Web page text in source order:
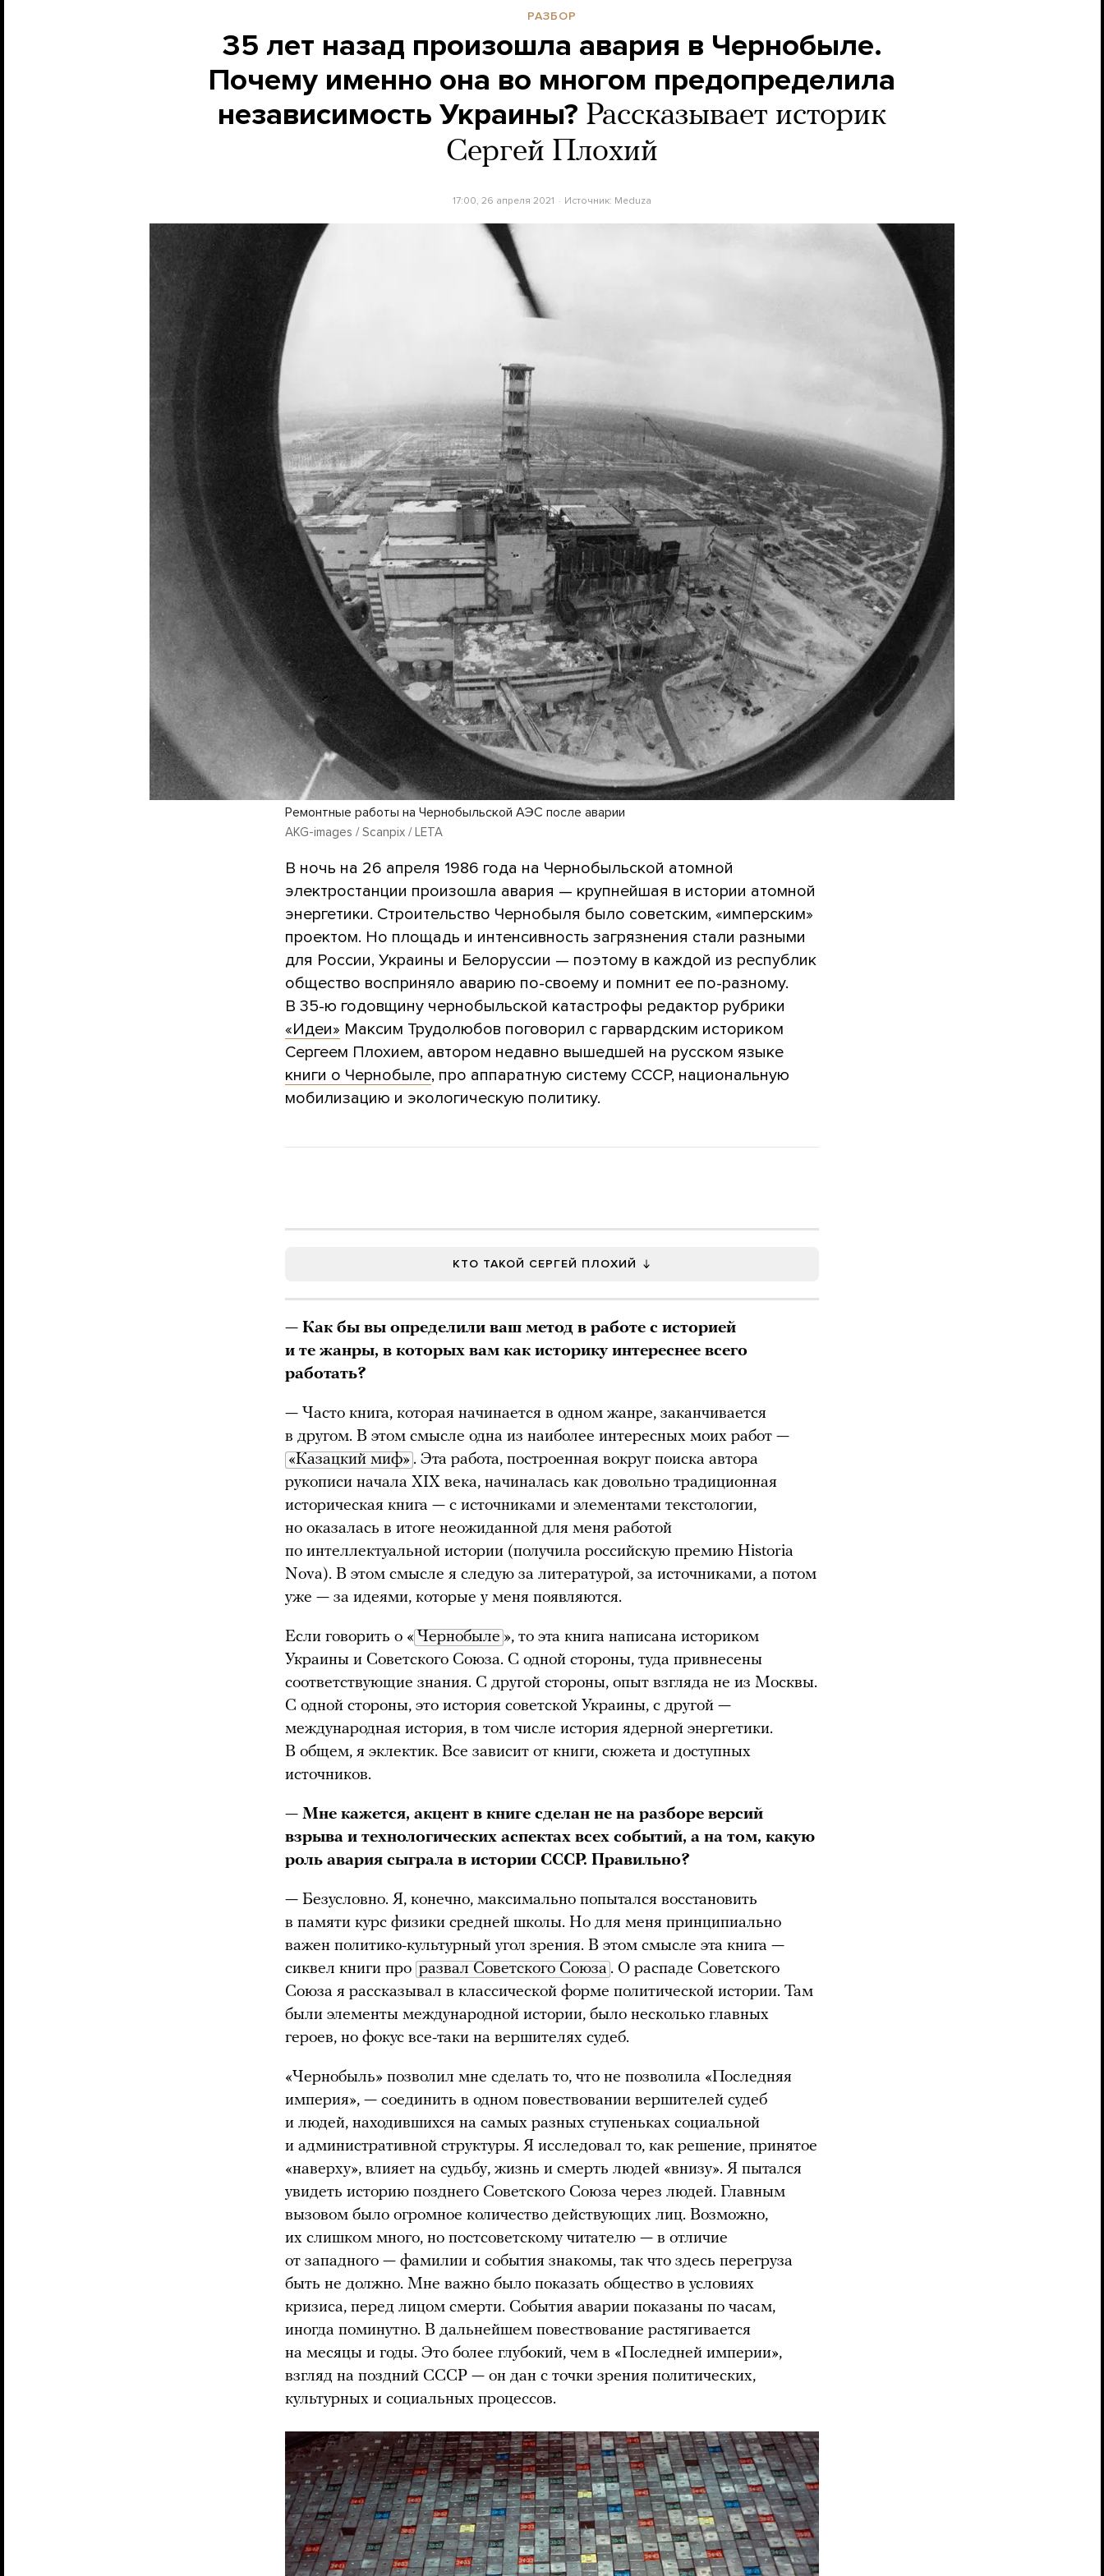
РАЗБОР
35 лет назад произошла авария в Чернобыле.
Почему именно она во многом предопределила
независимость Украины? Рассказывает историк
Сергей Плохий
17:00, 26 апреля 2021 Источник: Meduza
Ремонтные работы на Чернобыльской АЭС после аварии
AKG-images / Scanpix / LETA
В ночь на 26 апреля 1986 года на Чернобыльской атомной
электростанции произошла авария — крупнейшая в истории атомной
энергетики. Строительство Чернобыля было советским, «имперским»
проектом. Но площадь и интенсивность загрязнения стали разными
для России, Украины и Белоруссии — поэтому в каждой из республик
общество восприняло аварию по-своему и помнит ее по-разному.
В 35-ю годовщину чернобыльской катастрофы редактор рубрики
«Идеи» Максим Трудолюбов поговорил с гарвардским историком
Сергеем Плохием, автором недавно вышедшей на русском языке
книги о Чернобыле, про аппаратную систему СССР, национальную
мобилизацию и экологическую политику.
КТО ТАКОЙ СЕРГЕЙ ПЛОХИЙ
— Как бы вы определили ваш метод в работе с историей
и те жанры, в которых вам как историку интереснее всего
работать?
— Часто книга, которая начинается в одном жанре, заканчивается
в другом. В этом смысле одна из наиболее интересных моих работ —
«Казацкий миф» . Эта работа, построенная вокруг поиска автора
рукописи начала XIX века, начиналась как довольно традиционная
историческая книга — с источниками и элементами текстологии,
но оказалась в итоге неожиданной для меня работой
по интеллектуальной истории (получила российскую премию Historia
Nova). В этом смысле я следую за литературой, за источниками, а потом
уже — за идеями, которые у меня появляются.
Если говорить о « Чернобыле », то эта книга написана историком
Украины и Советского Союза. С одной стороны, туда привнесены
соответствующие знания. С другой стороны, опыт взгляда не из Москвы.
С одной стороны, это история советской Украины, с другой —
международная история, в том числе история ядерной энергетики.
В общем, я эклектик. Все зависит от книги, сюжета и доступных
источников.
— Мне кажется, акцент в книге сделан не на разборе версий
взрыва и технологических аспектах всех событий, а на том, какую
роль авария сыграла в истории СССР. Правильно?
— Безусловно. Я, конечно, максимально попытался восстановить
в памяти курс физики средней школы. Но для меня принципиально
важен политико-культурный угол зрения. В этом смысле эта книга —
сиквел книги про развал Советского Союза . О распаде Советского
Союза я рассказывал в классической форме политической истории. Там
были элементы международной истории, было несколько главных
героев, но фокус все-таки на вершителях судеб.
«Чернобыль» позволил мне сделать то, что не позволила «Последняя
империя», — соединить в одном повествовании вершителей судеб
и людей, находившихся на самых разных ступеньках социальной
и административной структуры. Я исследовал то, как решение, принятое
«наверху», влияет на судьбу, жизнь и смерть людей «внизу». Я пытался
увидеть историю позднего Советского Союза через людей. Главным
вызовом было огромное количество действующих лиц. Возможно,
их слишком много, но постсоветскому читателю — в отличие
от западного — фамилии и события знакомы, так что здесь перегруза
быть не должно. Мне важно было показать общество в условиях
кризиса, перед лицом смерти. События аварии показаны по часам,
иногда поминутно. В дальнейшем повествование растягивается
на месяцы и годы. Это более глубокий, чем в «Последней империи»,
взгляд на поздний СССР — он дан с точки зрения политических,
культурных и социальных процессов.